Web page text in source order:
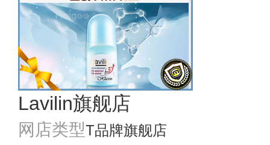
Lavilin旗舰店
网店类型T品牌旗舰店